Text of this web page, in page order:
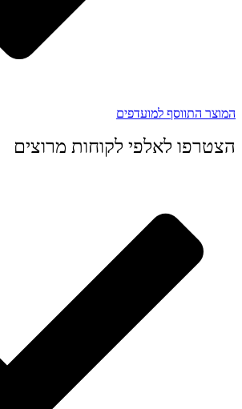
המוצר התווסף למועדפים
הצטרפו לאלפי לקוחות מרוצים